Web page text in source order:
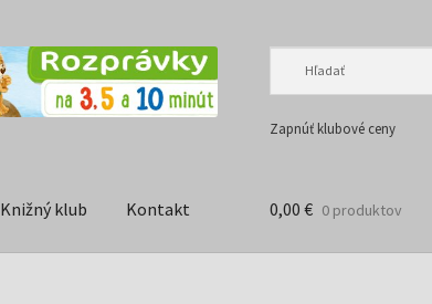
Zapnúť klubové ceny
Knižný klub Kontakt 0,00 € 0 produktov